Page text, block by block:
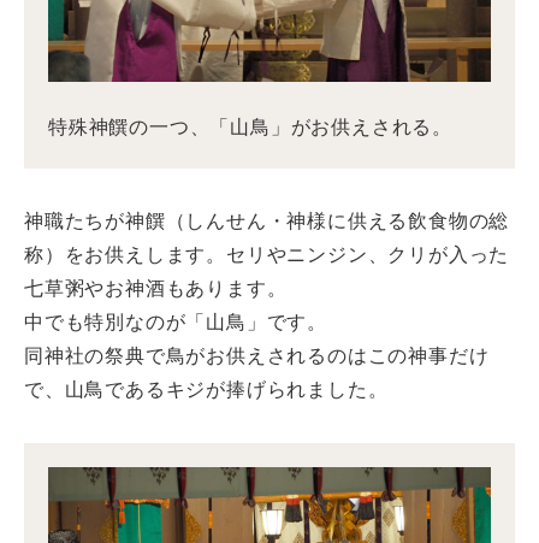
特殊神饌の一つ、「山鳥」がお供えされる。
神職たちが神饌（しんせん・神様に供える飲食物の総
称）をお供えします。セリやニンジン、クリが入った
七草粥やお神酒もあります。
中でも特別なのが「山鳥」です。
同神社の祭典で鳥がお供えされるのはこの神事だけ
で、山鳥であるキジが捧げられました。